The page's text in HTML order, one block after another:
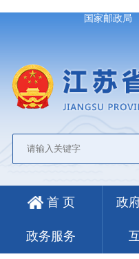
国家邮政局
首 页 政
政务服务